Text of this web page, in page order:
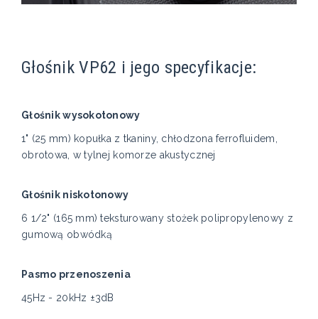
Głośnik VP62 i jego specyfikacje:
Głośnik wysokotonowy
1" (25 mm) kopułka z tkaniny, chłodzona ferrofluidem,
obrotowa, w tylnej komorze akustycznej
Głośnik niskotonowy
6 1/2" (165 mm) teksturowany stożek polipropylenowy z
gumową obwódką
Pasmo przenoszenia
45Hz - 20kHz ±3dB